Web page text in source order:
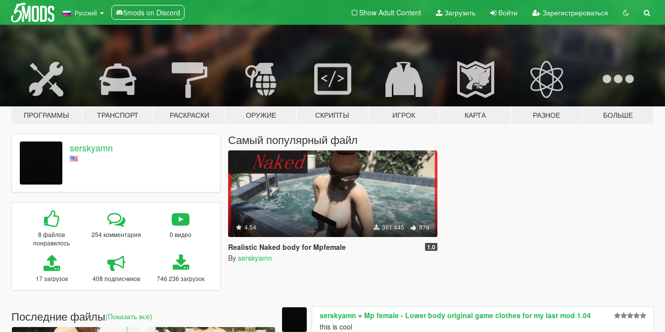
Русский 5mods on Discord Show Adult Content Загрузить Войти Зарегистрироваться
ПРОГРАММЫ ТРАНСПОРТ РАСКРАСКИ ОРУЖИЕ СКРИПТЫ ИГРОК КАРТА РАЗНОЕ БОЛЬШЕ
serskyamn
8 файлов
понравилось
254 комментария 0 видео
17 загрузок 408 подписчиков 746 236 загрузок
Самый популярный файл
4.54 361 445 879
Realistic Naked body for Mpfemale 1.0
By serskyamn
Последние файлы(Показать всё) serskyamn » Mp female - Lower body original game clothes for my last mod 1.04
this is cool